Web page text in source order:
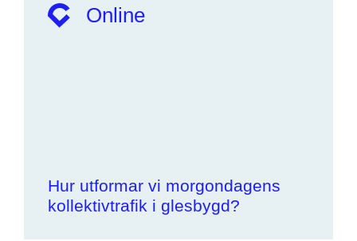
Online
Hur utformar vi morgondagens
kollektivtrafik i glesbygd?